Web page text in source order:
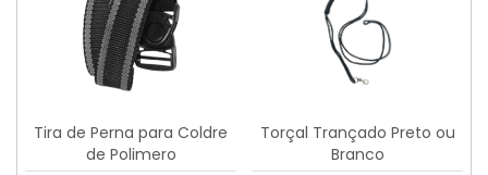
Tira de Perna para Coldre
de Polimero
Torçal Trançado Preto ou
Branco